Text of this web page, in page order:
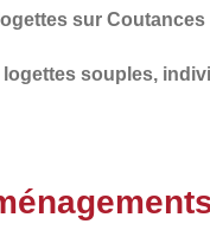
sur Coutances
souples,